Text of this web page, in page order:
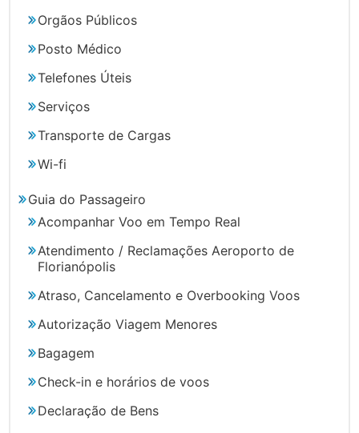
Orgãos Públicos
Posto Médico
Telefones Úteis
Serviços
Transporte de Cargas
Wi-fi
Guia do Passageiro
Acompanhar Voo em Tempo Real
Atendimento / Reclamações Aeroporto de
Florianópolis
Atraso, Cancelamento e Overbooking Voos
Autorização Viagem Menores
Bagagem
Check-in e horários de voos
Declaração de Bens